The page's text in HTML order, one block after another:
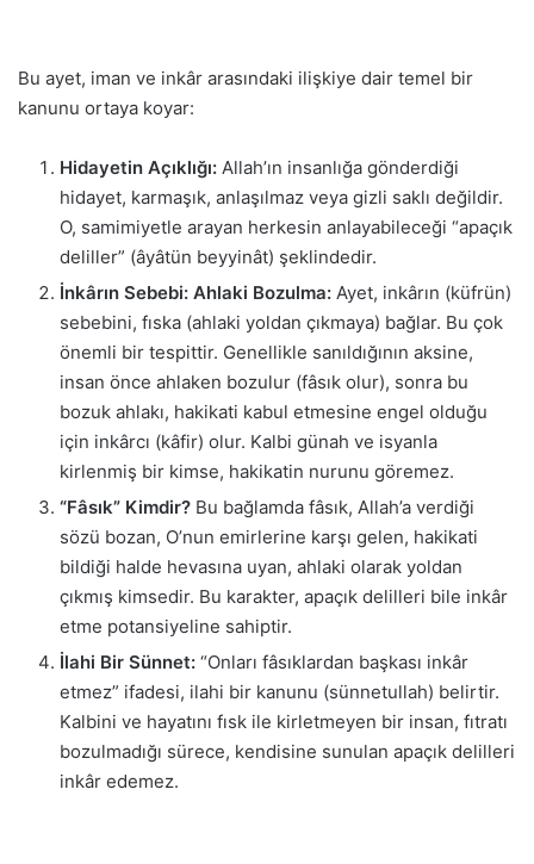
Bu ayet, iman ve inkâr arasındaki ilişkiye dair temel bir
kanunu ortaya koyar:
Hidayetin Açıklığı: Allah’ın insanlığa gönderdiği
hidayet, karmaşık, anlaşılmaz veya gizli saklı değildir.
O, samimiyetle arayan herkesin anlayabileceği “apaçık
deliller” (âyâtün beyyinât) şeklindedir.
İnkârın Sebebi: Ahlaki Bozulma: Ayet, inkârın (küfrün)
sebebini, fıska (ahlaki yoldan çıkmaya) bağlar. Bu çok
önemli bir tespittir. Genellikle sanıldığının aksine,
insan önce ahlaken bozulur (fâsık olur), sonra bu
bozuk ahlakı, hakikati kabul etmesine engel olduğu
için inkârcı (kâfir) olur. Kalbi günah ve isyanla
kirlenmiş bir kimse, hakikatin nurunu göremez.
“Fâsık” Kimdir? Bu bağlamda fâsık, Allah’a verdiği
sözü bozan, O’nun emirlerine karşı gelen, hakikati
bildiği halde hevasına uyan, ahlaki olarak yoldan
çıkmış kimsedir. Bu karakter, apaçık delilleri bile inkâr
etme potansiyeline sahiptir.
İlahi Bir Sünnet: “Onları fâsıklardan başkası inkâr
etmez” ifadesi, ilahi bir kanunu (sünnetullah) belirtir.
Kalbini ve hayatını fısk ile kirletmeyen bir insan, fıtratı
bozulmadığı sürece, kendisine sunulan apaçık delilleri
inkâr edemez.